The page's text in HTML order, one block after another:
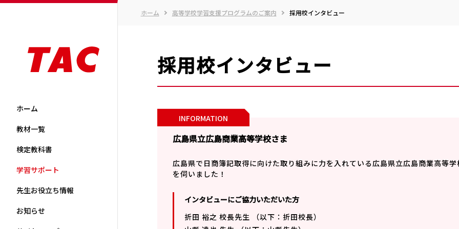
ホーム
教材一覧
検定教科書
学習サポート
先生お役立ち情報
お知らせ
ホーム 高等学校学習支援プログラムのご案内 採用校インタビュー
採用校インタビュー
広島県立広島商業高等学校さま
広島県で日商簿記取得に向けた取り組みに力を入れている広島県立広島商業高等
を伺いました！
インタビューにご協力いただいた方
折田 裕之 校長先生 （以下：折田校長）